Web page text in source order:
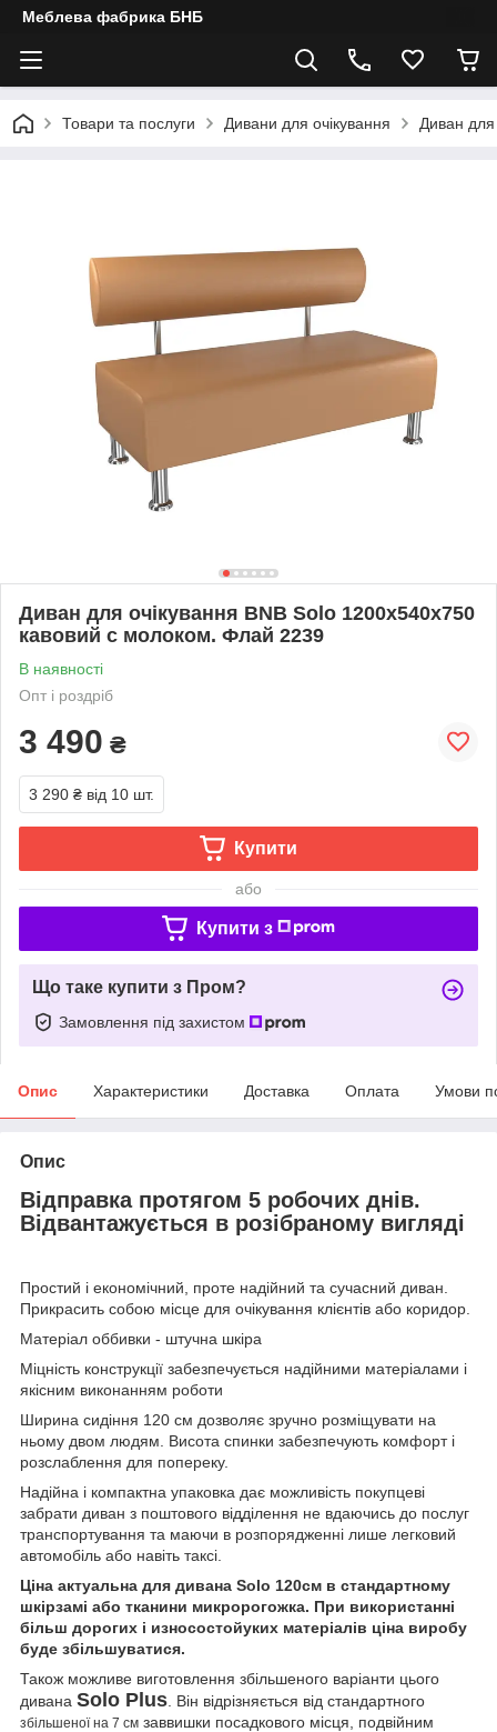
Меблева фабрика БНБ
Товари та послуги Дивани для очікування Диван
Диван для очікування BNB Solo 1200x540x750
кавовий с молоком. Флай 2239
В наявності
Опт і роздріб
3 490 ₴
3 290 ₴ від 10 шт.
Купити
або
Купити з
Що таке купити з Пром?
Замовлення під захистом
Опис Характеристики Доставка Оплата Умови
Опис
Відправка протягом 5 робочих днів.
Відвантажується в розібраному вигляді
Простий і економічний, проте надійний та сучасний диван.
Прикрасить собою місце для очікування клієнтів або коридор.
Матеріал оббивки - штучна шкіра
Міцність конструкції забезпечується надійними матеріалами і
якісним виконанням роботи
Ширина сидіння 120 см дозволяє зручно розміщувати на
ньому двом людям. Висота спинки забезпечують комфорт і
розслаблення для попереку.
Надійна і компактна упаковка дає можливість покупцеві
забрати диван з поштового відділення не вдаючись до послуг
транспортування та маючи в розпорядженні лише легковий
автомобіль або навіть таксі.
Ціна актуальна для дивана Solo 120см в стандартному
шкірзамі або тканини микророгожка. При використанні
більш дорогих і износостойуких матеріалів ціна виробу
буде збільшуватися.
Також можливе виготовлення збільшеного варіанти цього
дивана Solo Plus . Він відрізняється від стандартного
збільшеної на 7 см заввишки посадкового місця, подвійним